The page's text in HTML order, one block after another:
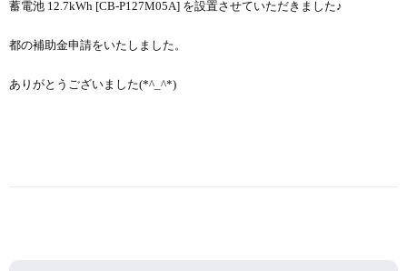
蓄電池 12.7kWh [CB-P127M05A] を設置させていただきました♪
都の補助金申請をいたしました。
ありがとうございました(*^_^*)